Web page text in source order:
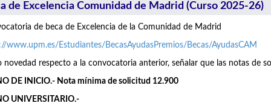
de Excelencia Comunidad de Madrid (Curso 2025-26)
de beca de Excelencia de la Comunidad de Madrid
www.upm.es/Estudiantes/BecasAyudasPremios/Becas/AyudasCAM
novedad respecto a la convocatoria anterior, señalar que las notas de
DE INICIO.- Nota mínima de solicitud 12.900
UNIVERSITARIO.-